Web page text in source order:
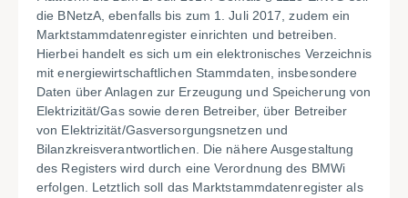
die BNetzA, ebenfalls bis zum 1. Juli 2017, zudem ein
Marktstammdatenregister einrichten und betreiben.
Hierbei handelt es sich um ein elektronisches Verzeichnis
mit energiewirtschaftlichen Stammdaten, insbesondere
Daten über Anlagen zur Erzeugung und Speicherung von
Elektrizität/Gas sowie deren Betreiber, über Betreiber
von Elektrizität/Gasversorgungsnetzen und
Bilanzkreisverantwortlichen. Die nähere Ausgestaltung
des Registers wird durch eine Verordnung des BMWi
erfolgen. Letztlich soll das Marktstammdatenregister als